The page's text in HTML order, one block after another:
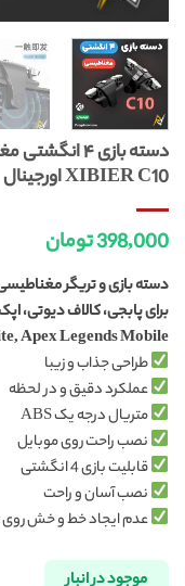
دسته بازی ۴
XIBIER C10 اورجینال
398,000تومان
Apex Legends Mobile
طراحی جذاب و زیبا
عملکرد دقیق و در لحظه
متریال درجه یک ABS
نصب راحت روی موبایل
قابلیت بازی 4 انگشتی
نصب آسان و راحت
عدم ایجاد خط و خش روی
موجود در انبار